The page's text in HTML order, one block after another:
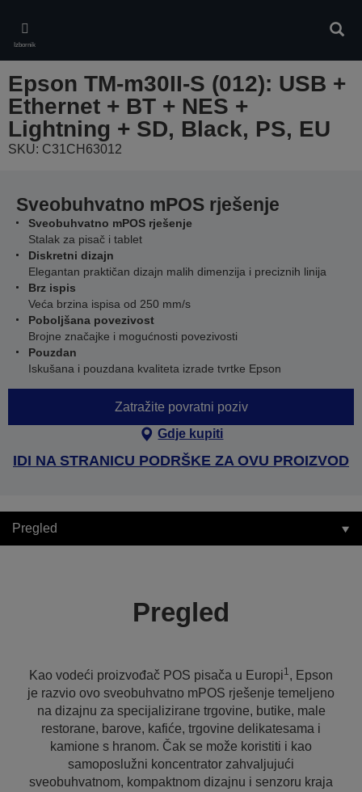
main
content
Izbornik
Epson TM-m30II-S (012): USB +
Ethernet + BT + NES +
Lightning + SD, Black, PS, EU
SKU: C31CH63012
Sveobuhvatno mPOS rješenje
Sveobuhvatno mPOS rješenje
Stalak za pisač i tablet
Diskretni dizajn
Elegantan praktičan dizajn malih dimenzija i preciznih linija
Brz ispis
Veća brzina ispisa od 250 mm/s
Poboljšana povezivost
Brojne značajke i mogućnosti povezivosti
Pouzdan
Iskušana i pouzdana kvaliteta izrade tvrtke Epson
Zatražite povratni poziv
Gdje kupiti
IDI NA STRANICU PODRŠKE ZA OVU PROIZVOD
Pregled
Pregled
Kao vodeći proizvođač POS pisača u Europi1, Epson
je razvio ovo sveobuhvatno mPOS rješenje temeljeno
na dizajnu za specijalizirane trgovine, butike, male
restorane, barove, kafiće, trgovine delikatesama i
kamione s hranom. Čak se može koristiti i kao
samoposlužni koncentrator zahvaljujući
sveobuhvatnom, kompaktnom dizajnu i senzoru kraja